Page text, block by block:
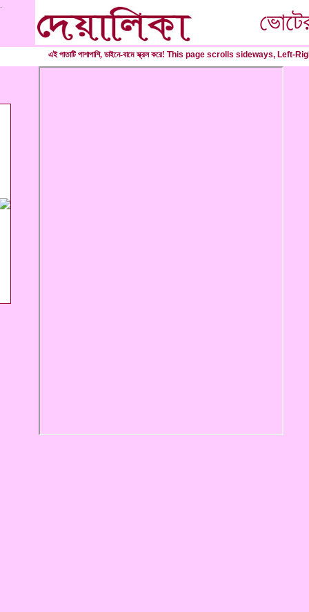
.
এই পাতাটি পাশাপাশি, ডাইনে-বামে স্ক্রল করে! This page scrolls sideways, Left-